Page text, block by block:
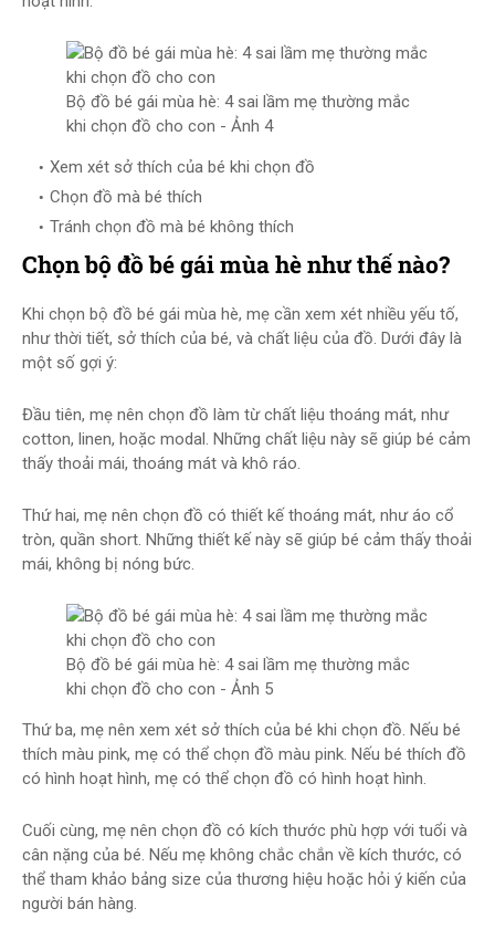
Bộ đồ bé gái mùa hè: 4 sai lầm mẹ thường mắc
khi chọn đồ cho con - Ảnh 4
Xem xét sở thích của bé khi chọn đồ
Chọn đồ mà bé thích
Tránh chọn đồ mà bé không thích
Chọn bộ đồ bé gái mùa hè như thế nào?
Khi chọn bộ đồ bé gái mùa hè, mẹ cần xem xét nhiều yếu tố,
như thời tiết, sở thích của bé, và chất liệu của đồ. Dưới đây là
một số gợi ý:
Đầu tiên, mẹ nên chọn đồ làm từ chất liệu thoáng mát, như
cotton, linen, hoặc modal. Những chất liệu này sẽ giúp bé cảm
thấy thoải mái, thoáng mát và khô ráo.
Thứ hai, mẹ nên chọn đồ có thiết kế thoáng mát, như áo cổ
tròn, quần short. Những thiết kế này sẽ giúp bé cảm thấy thoải
mái, không bị nóng bức.
Bộ đồ bé gái mùa hè: 4 sai lầm mẹ thường mắc
khi chọn đồ cho con - Ảnh 5
Thứ ba, mẹ nên xem xét sở thích của bé khi chọn đồ. Nếu bé
thích màu pink, mẹ có thể chọn đồ màu pink. Nếu bé thích đồ
có hình hoạt hình, mẹ có thể chọn đồ có hình hoạt hình.
Cuối cùng, mẹ nên chọn đồ có kích thước phù hợp với tuổi và
cân nặng của bé. Nếu mẹ không chắc chắn về kích thước, có
thể tham khảo bảng size của thương hiệu hoặc hỏi ý kiến của
người bán hàng.